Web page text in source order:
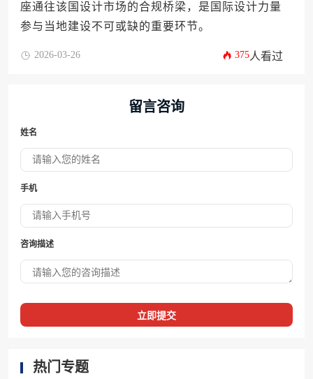
座通往该国设计市场的合规桥梁，是国际设计力量
参与当地建设不可或缺的重要环节。
2026-03-26 375人看过
留言咨询
姓名
手机
咨询描述
立即提交
热门专题